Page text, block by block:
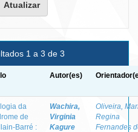
1 a 3 de 3
Autor(es)
da
de
Barré :
Wachira,
Virginia
Kagure
Oliveira,
Regina
Fernandes